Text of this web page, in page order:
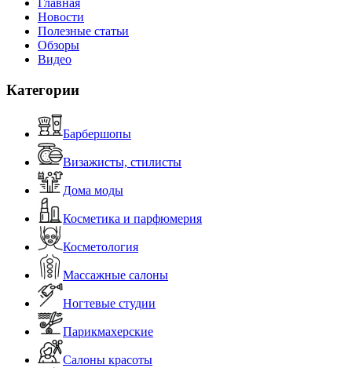
Главная
Новости
Полезные статьи
Обзоры
Видео
Категории
Барбершопы
Визажисты, стилисты
Дома моды
Косметика и парфюмерия
Косметология
Массажные салоны
Ногтевые студии
Парикмахерские
Салоны красоты